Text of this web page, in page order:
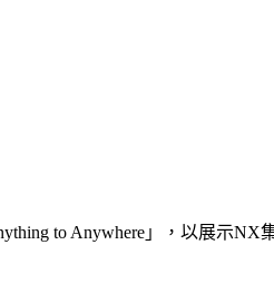
to Anywhere」，以展示NX